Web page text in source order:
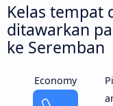
Kelas tempat
ditawarkan
ke Seremban
Economy